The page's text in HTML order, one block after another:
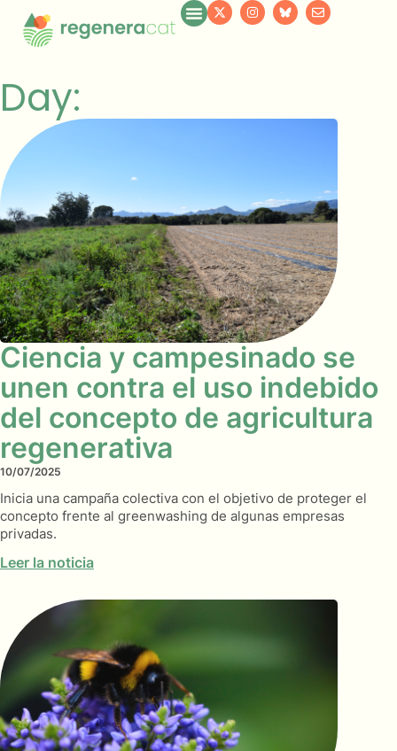
Day:
Ciencia y campesinado se
unen contra el uso indebido
del concepto de agricultura
regenerativa
10/07/2025
Inicia una campaña colectiva con el objetivo de proteger el
concepto frente al greenwashing de algunas empresas
privadas.
Leer la noticia